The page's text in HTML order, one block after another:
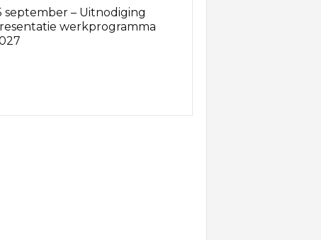
september – Uitnodiging
werkprogramma